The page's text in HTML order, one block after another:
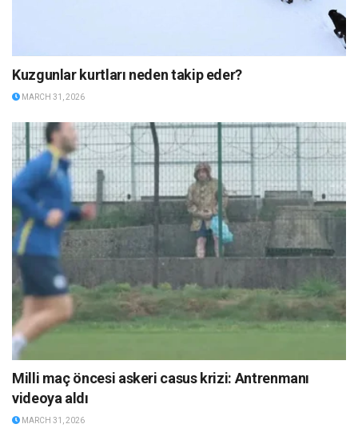
Kuzgunlar kurtları neden takip eder?
MARCH 31, 2026
Milli maç öncesi askeri casus krizi: Antrenmanı
videoya aldı
MARCH 31, 2026